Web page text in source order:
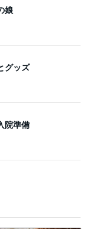
娘
グッズ
院準備